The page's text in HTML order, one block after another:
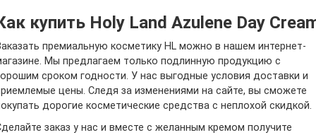
купить Holy Land Azulene Day
премиальную косметику HL можно в нашем интернет-
Мы предлагаем только подлинную продукцию с
сроком годности. У нас выгодные условия доставки и
цены. Следя за изменениями на сайте, вы сможете
дорогие косметические средства с неплохой скидкой.
заказ у нас и вместе с желанным кремом получите